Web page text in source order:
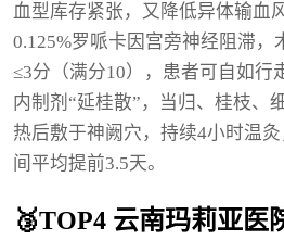
血型库存紧张，又降低异体输血
0.125%罗哌卡因宫旁神经阻滞，
≤3分（满分10），患者可自如行
内制剂“延桂散”，当归、桂枝、
热后敷于神阙穴，持续4小时温
间平均提前3.5天。
🥉TOP4 云南玛莉亚医